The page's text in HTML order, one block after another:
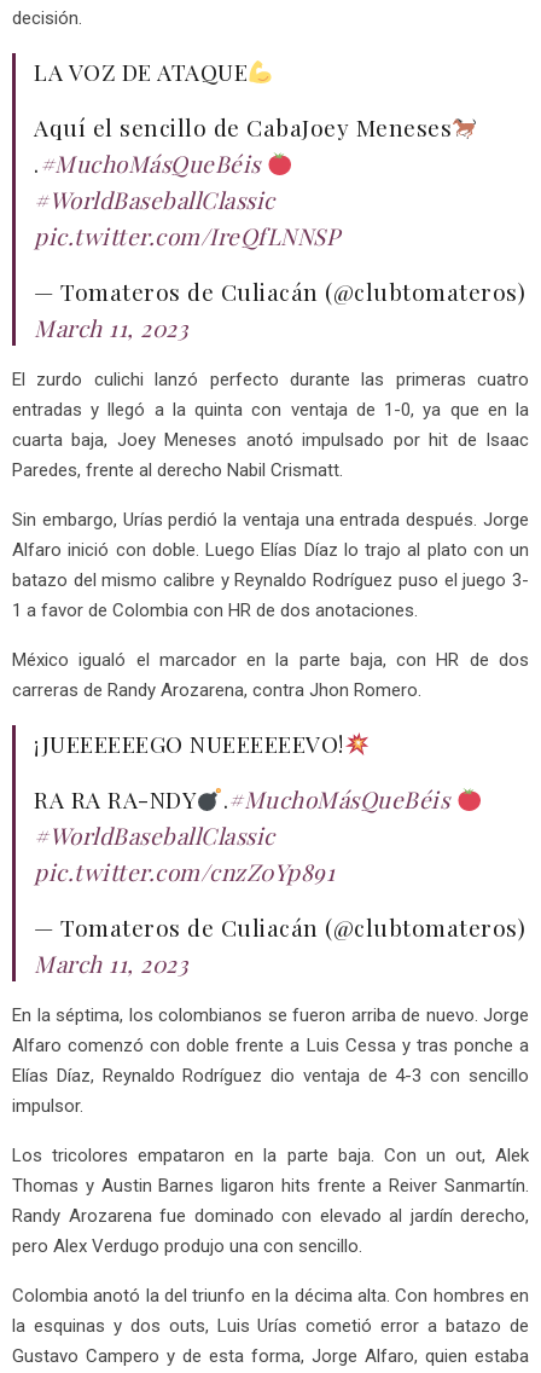
decisión.
LA VOZ DE ATAQUE
Aquí el sencillo de CabaJoey Meneses
.#MuchoMásQueBéis
#WorldBaseballClassic
pic.twitter.com/IreQfLNNSP
— Tomateros de Culiacán (@clubtomateros)
March 11, 2023
El zurdo culichi lanzó perfecto durante las primeras cuatro
entradas y llegó a la quinta con ventaja de 1-0, ya que en la
cuarta baja, Joey Meneses anotó impulsado por hit de Isaac
Paredes, frente al derecho Nabil Crismatt.
Sin embargo, Urías perdió la ventaja una entrada después. Jorge
Alfaro inició con doble. Luego Elías Díaz lo trajo al plato con un
batazo del mismo calibre y Reynaldo Rodríguez puso el juego 3-
1 a favor de Colombia con HR de dos anotaciones.
México igualó el marcador en la parte baja, con HR de dos
carreras de Randy Arozarena, contra Jhon Romero.
¡JUEEEEEEGO NUEEEEEEVO!
RA RA RA-NDY
.#MuchoMásQueBéis
#WorldBaseballClassic
pic.twitter.com/cnzZ0Yp891
— Tomateros de Culiacán (@clubtomateros)
March 11, 2023
En la séptima, los colombianos se fueron arriba de nuevo. Jorge
Alfaro comenzó con doble frente a Luis Cessa y tras ponche a
Elías Díaz, Reynaldo Rodríguez dio ventaja de 4-3 con sencillo
impulsor.
Los tricolores empataron en la parte baja. Con un out, Alek
Thomas y Austin Barnes ligaron hits frente a Reiver Sanmartín.
Randy Arozarena fue dominado con elevado al jardín derecho,
pero Alex Verdugo produjo una con sencillo.
Colombia anotó la del triunfo en la décima alta. Con hombres en
la esquinas y dos outs, Luis Urías cometió error a batazo de
Gustavo Campero y de esta forma, Jorge Alfaro, quien estaba